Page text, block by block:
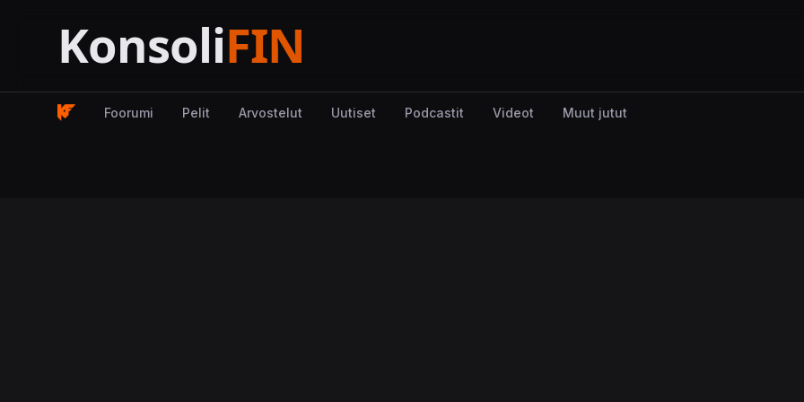
Foorumi Pelit Arvostelut Uutiset Podcastit Videot Muut jutut